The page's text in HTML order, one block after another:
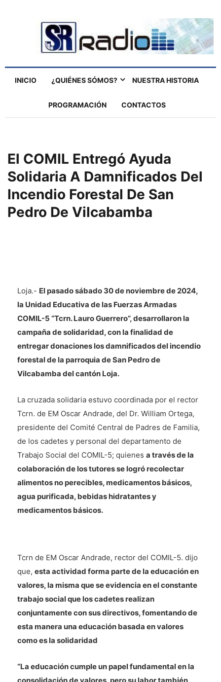
INICIO ¿QUIÉNES SÓMOS? NUESTRA HISTORIA
PROGRAMACIÓN CONTACTOS
El COMIL Entregó Ayuda
Solidaria A Damnificados Del
Incendio Forestal De San
Pedro De Vilcabamba
Loja.- El pasado sábado 30 de noviembre de 2024,
la Unidad Educativa de las Fuerzas Armadas
COMIL-5 “Tcrn. Lauro Guerrero”, desarrollaron la
campaña de solidaridad, con la finalidad de
entregar donaciones los damnificados del incendio
forestal de la parroquia de San Pedro de
Vilcabamba del cantón Loja.
La cruzada solidaria estuvo coordinada por el rector
Tcrn. de EM Oscar Andrade, del Dr. William Ortega,
presidente del Comité Central de Padres de Familia,
de los cadetes y personal del departamento de
Trabajo Social del COMIL-5; quienes a través de la
colaboración de los tutores se logró recolectar
alimentos no perecibles, medicamentos básicos,
agua purificada, bebidas hidratantes y
medicamentos básicos.
Tcrn de EM Oscar Andrade, rector del COMIL-5. dijo
que, esta actividad forma parte de la educación en
valores, la misma que se evidencia en el constante
trabajo social que los cadetes realizan
conjuntamente con sus directivos, fomentando de
esta manera una educación basada en valores
como es la solidaridad
“La educación cumple un papel fundamental en la